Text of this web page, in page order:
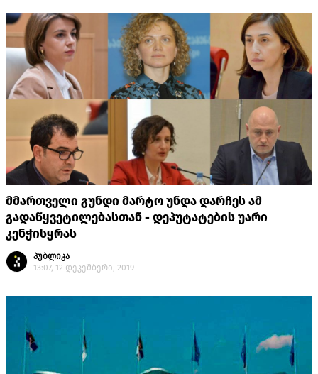
მმართველი გუნდი მარტო უნდა დარჩეს ამ
გადაწყვეტილებასთან - დეპუტატების უარი
კენჭისყრას
პუბლიკა
13:07, 12 დეკემბერი, 2019